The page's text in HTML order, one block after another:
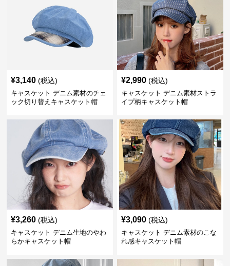
¥3,140 (税込)
キャスケット デニム素材のチェ
ック切り替えキャスケット帽
¥2,990 (税込)
キャスケット デニム素材ストラ
イプ柄キャスケット帽
¥3,260 (税込)
キャスケット デニム生地のやわ
らかキャスケット帽
¥3,090 (税込)
キャスケット デニム素材のこな
れ感キャスケット帽